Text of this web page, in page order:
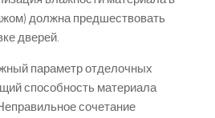
должна предшествовать
дверей.
параметр отделочных
способность материала
сочетание